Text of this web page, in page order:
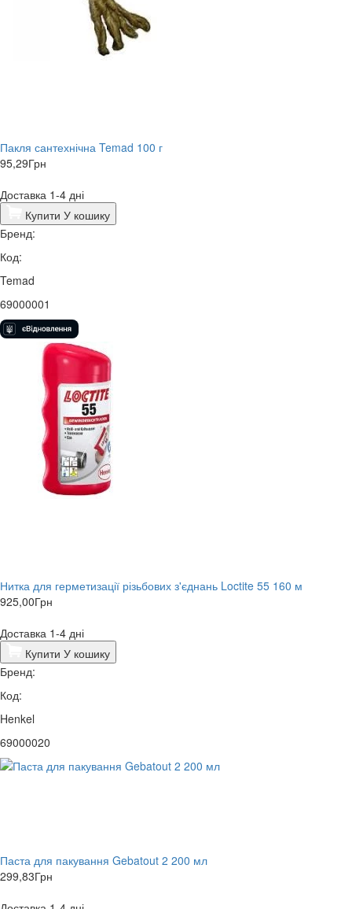
Пакля сантехнічна Temad 100 г
95,29Грн
Доставка 1-4 дні
Купити У кошику
Бренд:
Код:
Temad
69000001
Нитка для герметизації різьбових з'єднань Loctite 55 160 м
925,00Грн
Доставка 1-4 дні
Купити У кошику
Бренд:
Код:
Henkel
69000020
Паста для пакування Gebatout 2 200 мл
299,83Грн